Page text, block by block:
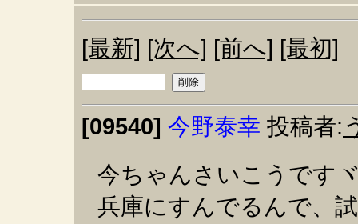
[最新] [次へ] [前へ] [最初]
[09540] 今野泰幸 投稿者:
今ちゃんさいこうです
兵庫にすんでるんで、